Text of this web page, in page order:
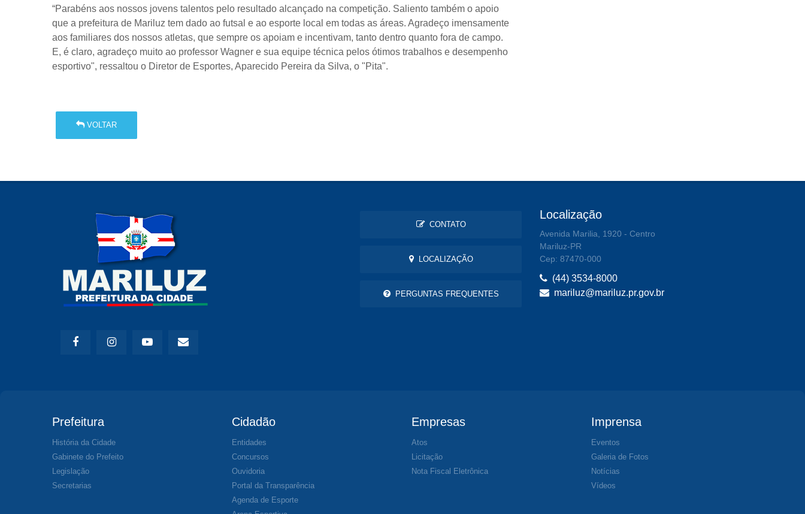
“Parabéns aos nossos jovens talentos pelo resultado alcançado na competição. Saliento também o apoio
que a prefeitura de Mariluz tem dado ao futsal e ao esporte local em todas as áreas. Agradeço imensamente
aos familiares dos nossos atletas, que sempre os apoiam e incentivam, tanto dentro quanto fora de campo.
E, é claro, agradeço muito ao professor Wagner e sua equipe técnica pelos ótimos trabalhos e desempenho
esportivo", ressaltou o Diretor de Esportes, Aparecido Pereira da Silva, o "Pita".
VOLTAR
CONTATO
LOCALIZAÇÃO
PERGUNTAS FREQUENTES
Localização
Avenida Marilia, 1920 - Centro
Mariluz-PR
Cep: 87470-000
(44) 3534-8000
mariluz@mariluz.pr.gov.br
Prefeitura
História da Cidade
Gabinete do Prefeito
Legislação
Secretarias
Cidadão
Entidades
Concursos
Ouvidoria
Portal da Transparência
Agenda de Esporte
Empresas
Atos
Licitação
Nota Fiscal Eletrônica
Imprensa
Eventos
Galeria de Fotos
Notícias
Vídeos